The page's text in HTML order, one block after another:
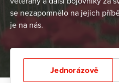
se nezapomnělo na jejich
je na nás.
Jednorázově